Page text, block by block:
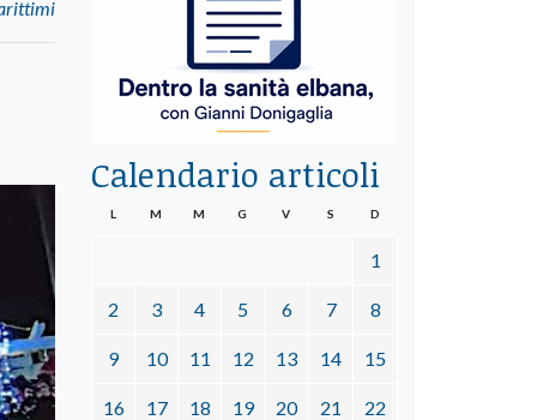
Calendario articoli
L M M G V S D
1
2 3 4 5 6 7 8
9 10 11 12 13 14 15
16 17 18 19 20 21 22